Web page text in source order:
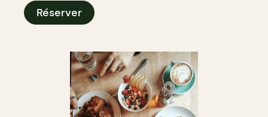
Réserver